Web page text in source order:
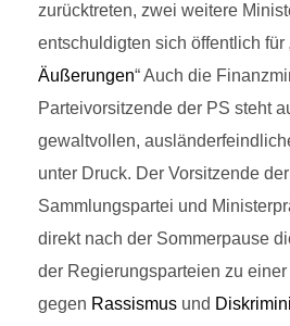
zurücktreten, zwei weitere
entschuldigten sich öffentlich für
Äußerungen“ Auch die
Parteivorsitzende der PS steht
gewaltvollen,
unter Druck. Der Vorsitzende
Sammlungspartei und
direkt nach der Sommerpause
der Regierungsparteien zu einer
gegen Rassismus und